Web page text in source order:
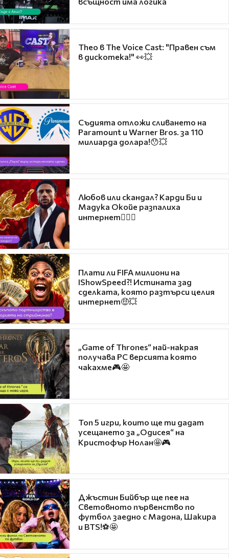
Theo в The Voice Cast: "Правен съм
в дискотека!" 👀💥
Съдията отложи сливането на
Paramount и Warner Bros. за 110
милиарда долара!😯💥
Любов или скандал? Карди Би и
Мадука Окойе разпалиха
интернет❤️‍🔥🔥
Плати ли FIFA милиони на
IShowSpeed?! Истината зад
сделката, която разтърси целия
интернет🤑💥
„Game of Thrones“ най-накрая
получава PC версията която
чакахме🎮🤩
Топ 5 игри, които ще ти дадат
усещането за „Одисея“ на
Кристофър Нолан🤩🎮
Джъстин Бийбър ще пее на
Световното първенство по
футбол заедно с Мадона, Шакира
и BTS!⚽🤩